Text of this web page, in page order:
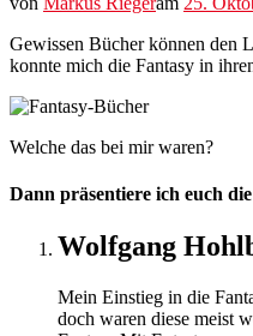
Gewissen Bücher können den
konnte mich die Fantasy in
Welche das bei mir waren?
Dann präsentiere ich euch
Wolfgang
Mein Einstieg in die
doch waren diese meist